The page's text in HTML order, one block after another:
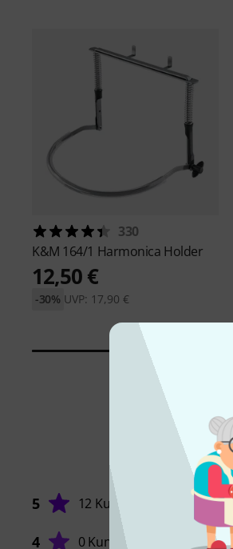
330
K&M 164/1 Harmonica Holder
12,50 €
UVP: 17,90 €
-30%
5 12 Kunden
4 0 Kunden